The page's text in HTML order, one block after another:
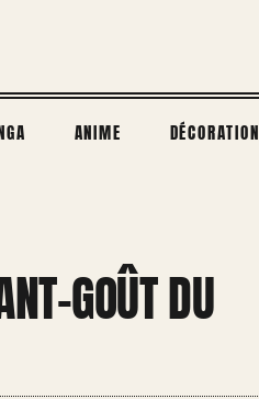
ANIME DÉCORATION
GOÛT DU